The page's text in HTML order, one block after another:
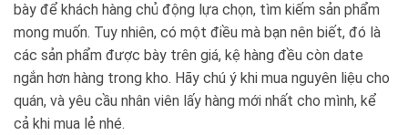
bày để khách hàng chủ động lựa chọn, tìm kiếm sản phẩm
mong muốn. Tuy nhiên, có một điều mà bạn nên biết, đó là
các sản phẩm được bày trên giá, kệ hàng đều còn date
ngắn hơn hàng trong kho. Hãy chú ý khi mua nguyên liệu cho
quán, và yêu cầu nhân viên lấy hàng mới nhất cho mình, kể
cả khi mua lẻ nhé.